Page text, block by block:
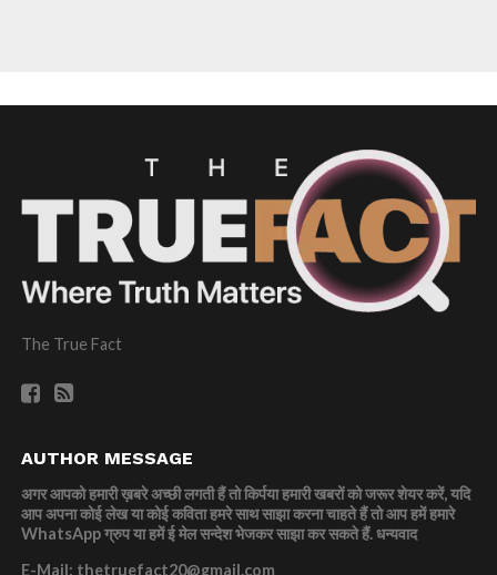
The True Fact
AUTHOR MESSAGE
अगर आपको हमारी ख़बरे अच्छी लगती हैं तो किर्पया हमारी खबरों को जरूर शेयर करें, यदि
आप अपना कोई लेख या कोई कविता हमरे साथ साझा करना चाहते हैं तो आप हमें हमारे
WhatsApp ग्रुप या हमें ई मेल सन्देश भेजकर साझा कर सकते हैं.धन्यवाद
E-Mail: thetruefact20@gmail.com